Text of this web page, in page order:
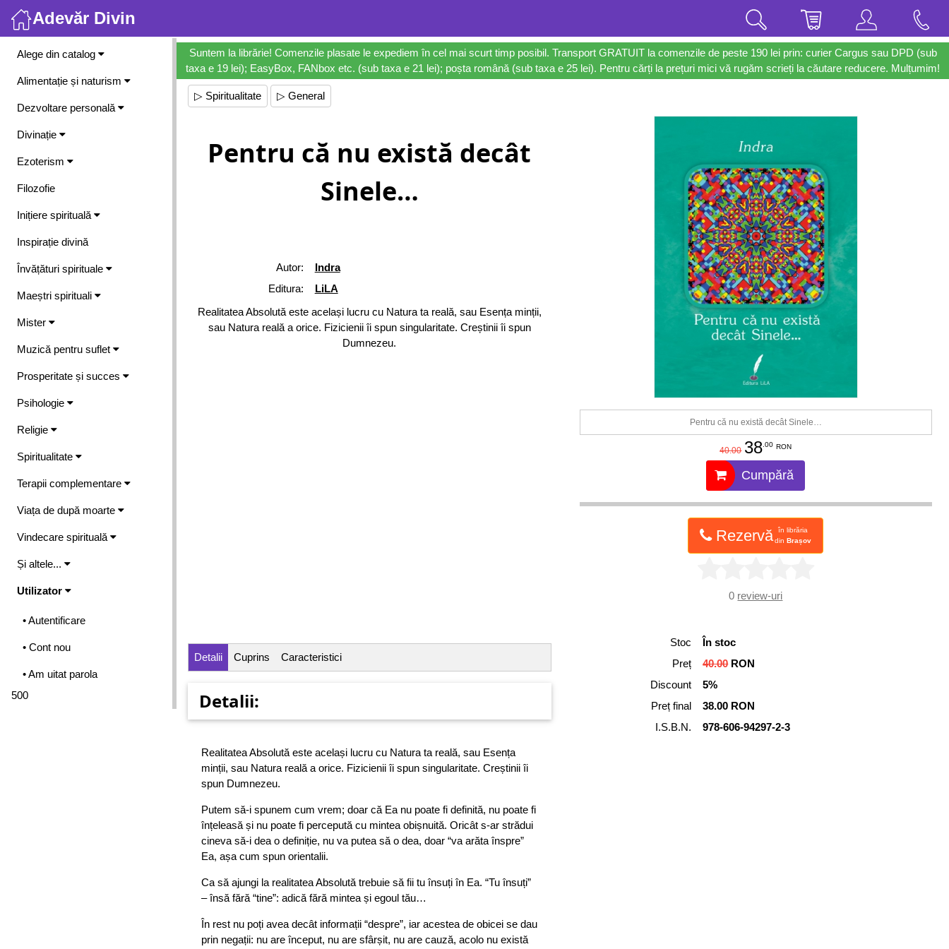
Adevăr Divin
Meniu
Alege din catalog
Alimentație și naturism
Dezvoltare personală
Divinație
Ezoterism
Filozofie
Inițiere spirituală
Inspirație divină
Învățături spirituale
Maeștri spirituali
Mister
Muzică pentru suflet
Prosperitate și succes
Psihologie
Religie
Spiritualitate
Terapii complementare
Viața de după moarte
Vindecare spirituală
Și altele...
Utilizator
• Autentificare
• Cont nou
• Am uitat parola
500
Suntem la librărie! Comenzile plasate le expediem în cel mai scurt timp posibil. Transport GRATUIT la comenzile de peste 190 lei prin: curier Cargus sau DPD (sub
taxa e 19 lei); EasyBox, FANbox etc. (sub taxa e 21 lei); poșta română (sub taxa e 25 lei). Pentru cărți la prețuri mici vă rugăm scrieți la căutare reducere. Mulțumim!
▷ Spiritualitate ▷ General
Pentru că nu există decât
Sinele…
Autor:
Indra
Editura:
LiLA
Realitatea Absolută este același lucru cu Natura ta reală, sau Esența minții,
sau Natura reală a orice. Fizicienii îi spun singularitate. Creștinii îi spun
Dumnezeu.
Pentru că nu există decât Sinele…
40.00 38 .00 RON
Cumpără
Rezervă
în librăria
dinBrașov
0 review-uri
Detalii Cuprins Caracteristici
Detalii:
Realitatea Absolută este același lucru cu Natura ta reală, sau Esența
minții, sau Natura reală a orice. Fizicienii îi spun singularitate. Creștinii îi
spun Dumnezeu.
Putem să-i spunem cum vrem; doar că Ea nu poate fi definită, nu poate fi
înțeleasă și nu poate fi percepută cu mintea obișnuită. Oricât s-ar strădui
cineva să-i dea o definiție, nu va putea să o dea, doar “va arăta înspre”
Ea, așa cum spun orientalii.
Ca să ajungi la realitatea Absolută trebuie să fii tu însuți în Ea. “Tu însuți”
– însă fără “tine”: adică fără mintea și egoul tău…
În rest nu poți avea decât informații “despre”, iar acestea de obicei se dau
prin negații: nu are început, nu are sfârșit, nu are cauză, acolo nu există
Stoc
În stoc
Preț
40.00RON
Discount
5%
Preț final
38.00 RON
I.S.B.N.
978-606-94297-2-3